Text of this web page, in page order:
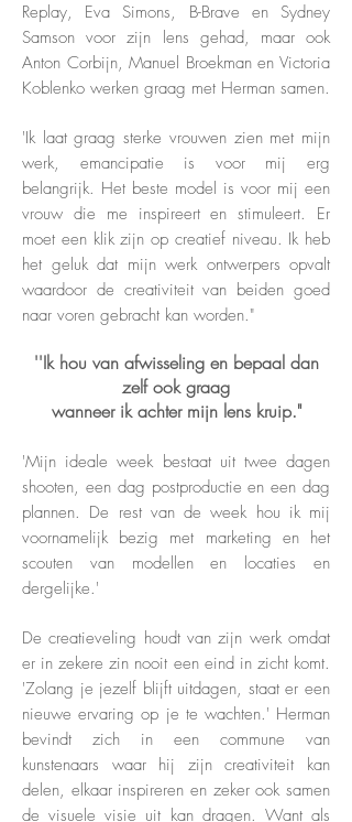
Replay, Eva Simons, B-Brave en Sydney
Samson voor zijn lens gehad, maar ook
Anton Corbijn, Manuel Broekman en Victoria
Koblenko werken graag met Herman samen.
'Ik laat graag sterke vrouwen zien met mijn
werk, emancipatie is voor mij erg
belangrijk. Het beste model is voor mij een
vrouw die me inspireert en stimuleert. Er
moet een klik zijn op creatief niveau. Ik heb
het geluk dat mijn werk ontwerpers opvalt
waardoor de creativiteit van beiden goed
naar voren gebracht kan worden."
''Ik hou van afwisseling en bepaal dan
zelf ook graag
wanneer ik achter mijn lens kruip."
'Mijn ideale week bestaat uit twee dagen
shooten, een dag postproductie en een dag
plannen. De rest van de week hou ik mij
voornamelijk bezig met marketing en het
scouten van modellen en locaties en
dergelijke.'
De creatieveling houdt van zijn werk omdat
er in zekere zin nooit een eind in zicht komt.
'Zolang je jezelf blijft uitdagen, staat er een
nieuwe ervaring op je te wachten.' Herman
bevindt zich in een commune van
kunstenaars waar hij zijn creativiteit kan
delen, elkaar inspireren en zeker ook samen
de visuele visie uit kan dragen. Want als